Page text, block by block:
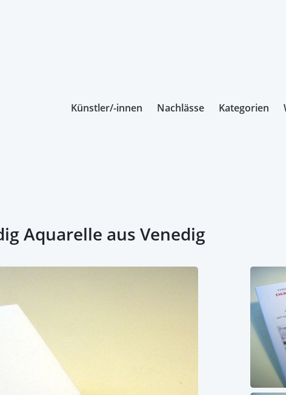
Künstler/-innen Nachlässe Kategorien
Aquarelle aus Venedig